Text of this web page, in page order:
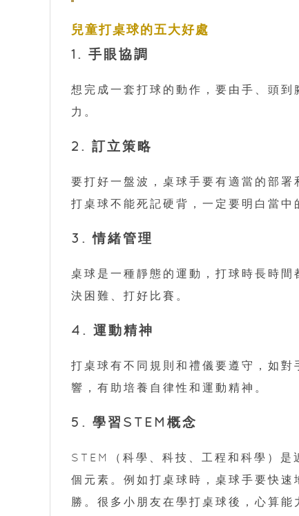
兒童打桌球的五大好處
1. 手眼協調
想完成一套打球的動作，要由手、頭
力。
2. 訂立策略
要打好一盤波，桌球手要有適當的部
打桌球不能死記硬背，一定要明白當中
3. 情緒管理
桌球是一種靜態的運動，打球時長時
決困難、打好比賽。
4. 運動精神
打桌球有不同規則和禮儀要遵守，如
響，有助培養自律性和運動精神。
5. 學習STEM概念
STEM（科學、科技、工程和科學）
個元素。例如打桌球時，桌球手要快
勝。很多小朋友在學打桌球後，心算